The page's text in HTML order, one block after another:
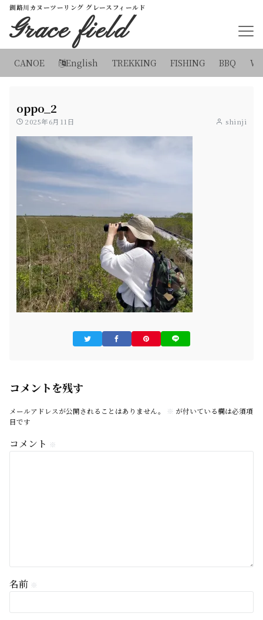
釧路川カヌーツーリング グレースフィールド
Grace field
CANOE English TREKKING FISHING BBQ
oppo_2
2025年6月11日 shinji
コメントを残す
メールアドレスが公開されることはありません。 ※ が付いている欄は必須項
目です
コメント ※
名前 ※